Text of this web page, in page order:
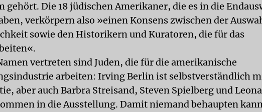
gehört. Die 18 jüdischen Amerikaner, die es in die
verkörpern also »einen Konsens zwischen der
sowie den Historikern und Kuratoren, die für das
vertreten sind Juden, die für die amerikanische
arbeiten: Irving Berlin ist selbstverständlich
aber auch Barbra Streisand, Steven Spielberg und
in die Ausstellung. Damit niemand behaupten